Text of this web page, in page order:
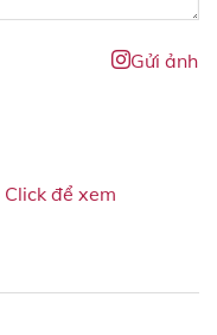
Gửi ảnh
Click để xem